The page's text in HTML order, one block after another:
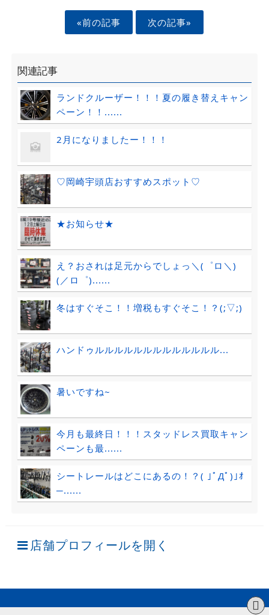
«前の記事 次の記事»
関連記事
ランドクルーザー！！！夏の履き替えキャン
ペーン！！......
2月になりましたー！！！
♡岡崎宇頭店おすすめスポット♡
★お知らせ★
え？おされは足元からでしょっ＼(゜ロ＼)
(／ロ゜)......
冬はすぐそこ！！増税もすぐそこ！？(;▽;)
ハンドゥルルルルルルルルルルルルル...
暑いですね~
今月も最終日！！！スタッドレス買取キャン
ペーンも最......
シートレールはどこにあるの！？( ｣ﾟДﾟ)｣ｵ
─......
店舗プロフィールを開く